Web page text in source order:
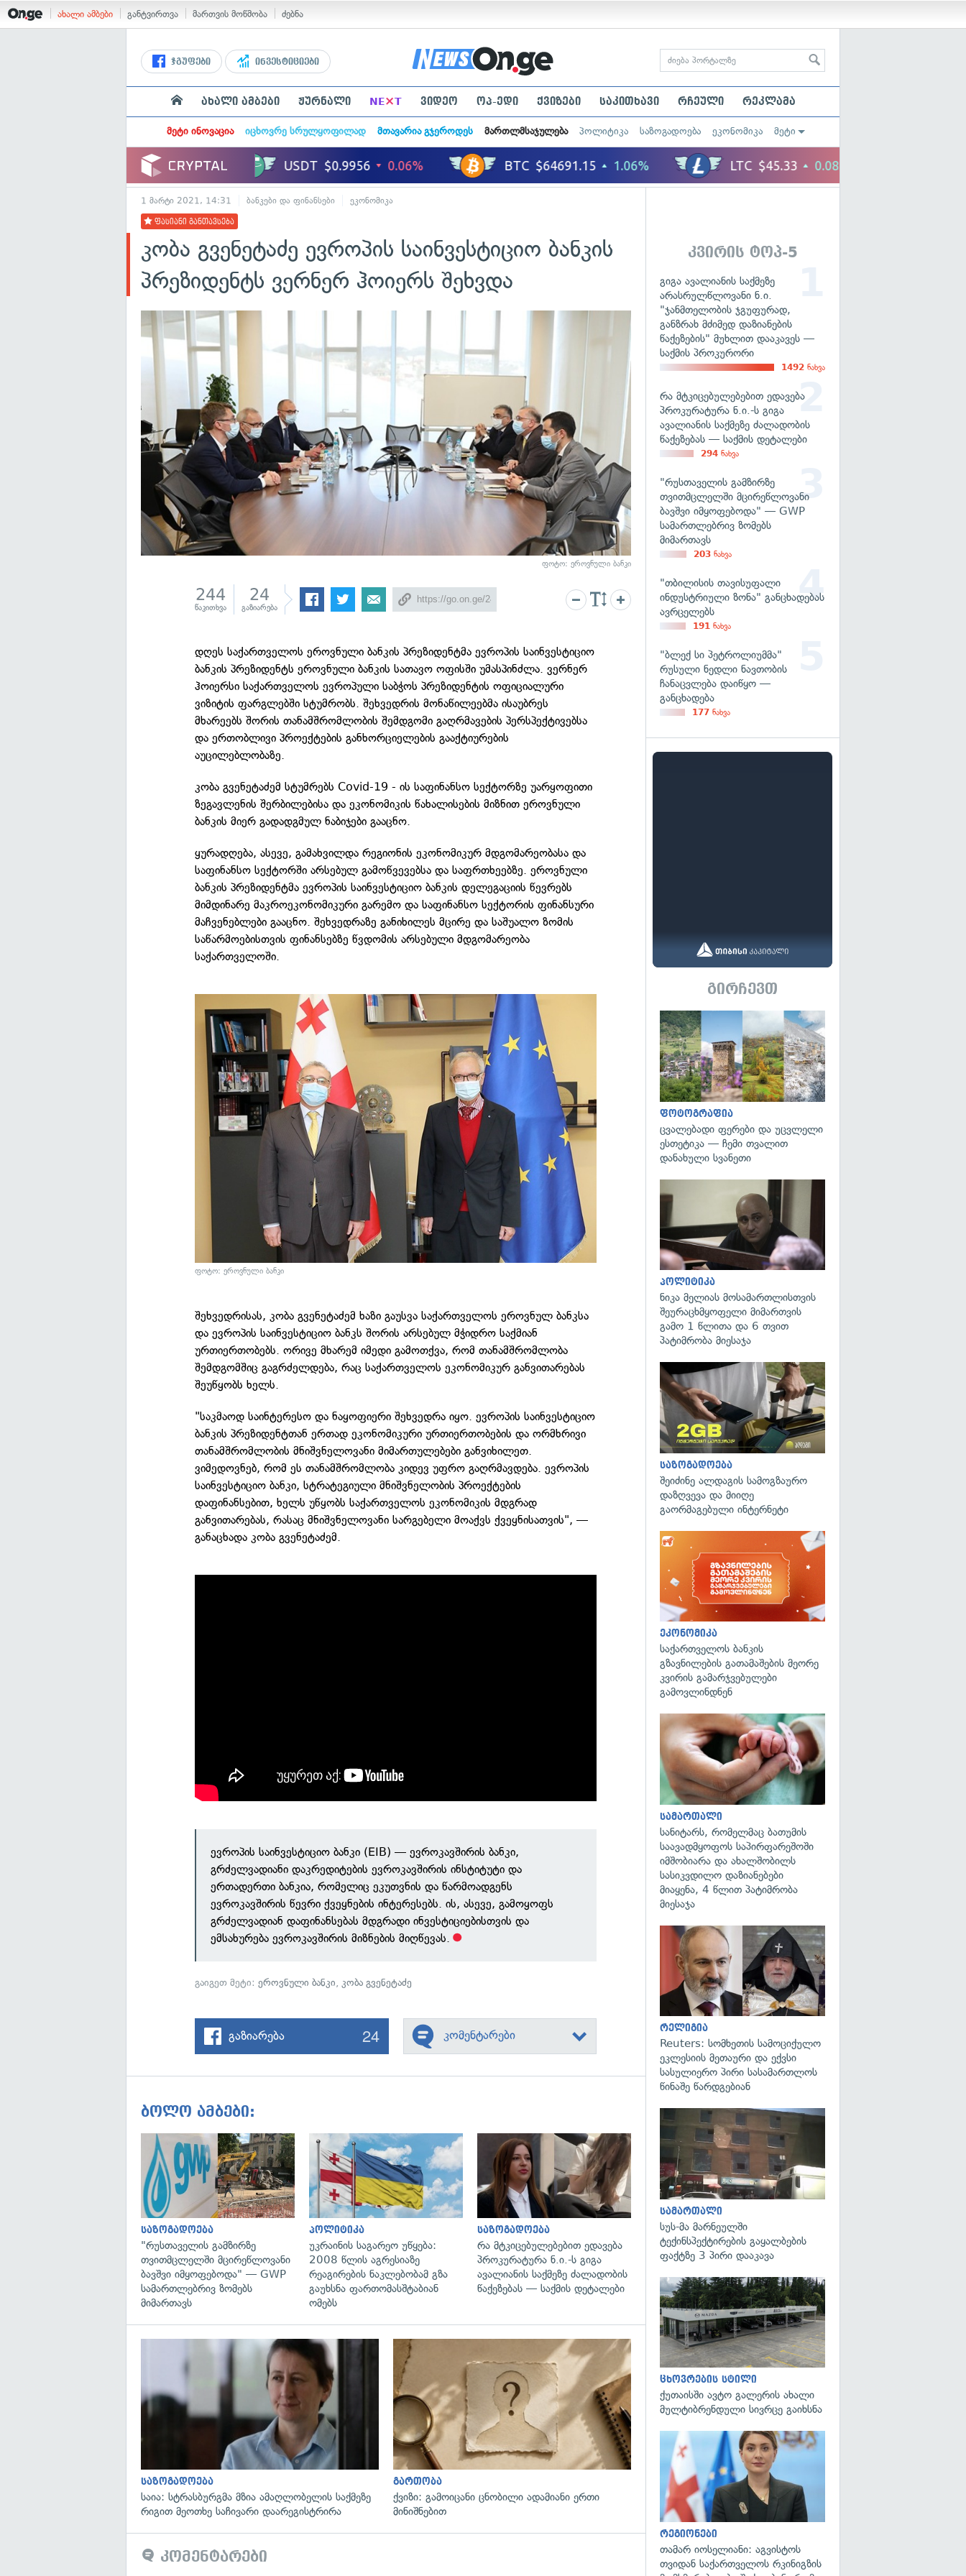
ახალი ამბები განტვირთვა მართვის მოწმობა ძებნა
ჯგუფები ინვესტიციები
ახალი ამბები ჟურნალი NE×T ვიდეო ოპ-ედი ქვიზები საკითხავი რჩეული რეკლამა
მეტი ინოვაცია იცხოვრე სრულყოფილად მთავარია გჯეროდეს მართლმსაჯულება პოლიტიკა საზოგადოება ეკონომიკა მეტი
1 მარტი 2021, 14:31 ბანკები და ფინანსები ეკონომიკა
ფასიანი განთავსება
კობა გვენეტაძე ევროპის საინვესტიციო ბანკის
პრეზიდენტს ვერნერ ჰოიერს შეხვდა
ფოტო: ეროვნული ბანკი
244
წაკითხვა
24
გაზიარება
დღეს საქართველოს ეროვნული ბანკის პრეზიდენტმა ევროპის საინვესტიციო
ბანკის პრეზიდენტს ეროვნული ბანკის სათავო ოფისში უმასპინძლა. ვერნერ
ჰოიერსი საქართველოს ევროპული საბჭოს პრეზიდენტის ოფიციალური
ვიზიტის ფარგლებში სტუმრობს. შეხვედრის მონაწილეებმა ისაუბრეს
მხარეებს შორის თანამშრომლობის შემდგომი გაღრმავების პერსპექტივებსა
და ერთობლივი პროექტების განხორციელების გააქტიურების
აუცილებლობაზე.
კობა გვენეტაძემ სტუმრებს Covid-19 - ის საფინანსო სექტორზე უარყოფითი
ზეგავლენის შერბილებისა და ეკონომიკის წახალისების მიზნით ეროვნული
ბანკის მიერ გადადგმულ ნაბიჯები გააცნო.
ყურადღება, ასევე, გამახვილდა რეგიონის ეკონომიკურ მდგომარეობასა და
საფინანსო სექტორში არსებულ გამოწვევებსა და საფრთხეებზე. ეროვნული
ბანკის პრეზიდენტმა ევროპის საინვესტიციო ბანკის დელეგაციის წევრებს
მიმდინარე მაკროეკონომიკური გარემო და საფინანსო სექტორის ფინანსური
მაჩვენებლები გააცნო. შეხვედრაზე განიხილეს მცირე და საშუალო ზომის
საწარმოებისთვის ფინანსებზე წვდომის არსებული მდგომარეობა
საქართველოში.
ფოტო: ეროვნული ბანკი
შეხვედრისას, კობა გვენეტაძემ ხაზი გაუსვა საქართველოს ეროვნულ ბანკსა
და ევროპის საინვესტიციო ბანკს შორის არსებულ მჭიდრო საქმიან
ურთიერთობებს. ორივე მხარემ იმედი გამოთქვა, რომ თანამშრომლობა
შემდგომშიც გაგრძელდება, რაც საქართველოს ეკონომიკურ განვითარებას
შეუწყობს ხელს.
"საკმაოდ საინტერესო და ნაყოფიერი შეხვედრა იყო. ევროპის საინვესტიციო
ბანკის პრეზიდენტთან ერთად ეკონომიკური ურთიერთობების და ორმხრივი
თანამშრომლობის მნიშვნელოვანი მიმართულებები განვიხილეთ.
ვიმედოვნებ, რომ ეს თანამშრომლობა კიდევ უფრო გაღრმავდება. ევროპის
საინვესტიციო ბანკი, სტრატეგიული მნიშვნელობის პროექტების
დაფინანსებით, ხელს უწყობს საქართველოს ეკონომიკის მდგრად
განვითარებას, რასაც მნიშვნელოვანი სარგებელი მოაქვს ქვეყნისათვის", —
განაცხადა კობა გვენეტაძემ.
ევროპის საინვესტიციო ბანკი (EIB) — ევროკავშირის ბანკი,
გრძელვადიანი დაკრედიტების ევროკავშირის ინსტიტუტი და
ერთადერთი ბანკია, რომელიც ეკუთვნის და წარმოადგენს
ევროკავშირის წევრი ქვეყნების ინტერესებს. ის, ასევე, გამოყოფს
გრძელვადიან დაფინანსებას მდგრადი ინვესტიციებისთვის და
ემსახურება ევროკავშირის მიზნების მიღწევას.
გაიგეთ მეტი:ეროვნული ბანკი,კობა გვენეტაძე
გაზიარება 24 კომენტარები
ბოლო ამბები:
გადახედვა
საზოგადოება
"რუსთაველის გამზირზე
თვითმცლელში მცირეწლოვანი
ბავშვი იმყოფებოდა" — GWP
სამართლებრივ ზომებს
მიმართავს
გადახედვა
პოლიტიკა
უკრაინის საგარეო უწყება:
2008 წლის აგრესიაზე
რეაგირების ნაკლებობამ გზა
გაუხსნა ფართომასშტაბიან
ომებს
გადახედვა
საზოგადოება
რა მტკიცებულებებით ედავება
პროკურატურა ნ.ი.-ს გიგა
ავალიანის საქმეზე ძალადობის
წაქეზებას — საქმის დეტალები
გადახედვა
საზოგადოება
საია: სტრასბურგმა მზია ამაღლობელის საქმეზე
რიგით მეოთხე საჩივარი დაარეგისტრირა
გართობა
ქვიზი: გამოიცანი ცნობილი ადამიანი ერთი
მინიშნებით
კომენტარები
კვირის ტოპ-5
გიგა ავალიანის საქმეზე
არასრულწლოვანი ნ.ი.
"ჯანმთელობის ჯგუფურად,
განზრახ მძიმედ დაზიანების
წაქეზების" მუხლით დააკავეს —
საქმის პროკურორი
1492 ნახვა
რა მტკიცებულებებით ედავება
პროკურატურა ნ.ი.-ს გიგა
ავალიანის საქმეზე ძალადობის
წაქეზებას — საქმის დეტალები
294 ნახვა
"რუსთაველის გამზირზე
თვითმცლელში მცირეწლოვანი
ბავშვი იმყოფებოდა" — GWP
სამართლებრივ ზომებს
მიმართავს
203 ნახვა
"თბილისის თავისუფალი
ინდუსტრიული ზონა" განცხადებას
ავრცელებს
191 ნახვა
"ბლექ სი პეტროლიუმმა"
რუსული ნედლი ნავთობის
ჩანაცვლება დაიწყო —
განცხადება
177 ნახვა
გირჩევთ
ფოტოგრაფია
ცვალებადი ფერები და უცვლელი
ესთეტიკა — ჩემი თვალით
დანახული სვანეთი
პოლიტიკა
ნიკა მელიას მოსამართლისთვის
შეურაცხმყოფელი მიმართვის
გამო 1 წლითა და 6 თვით
პატიმრობა მიესაჯა
საზოგადოება
შეიძინე ალდაგის სამოგზაურო
დაზღვევა და მიიღე
გაორმაგებული ინტერნეტი
ეკონომიკა
საქართველოს ბანკის
გზავნილების გათამაშების მეორე
კვირის გამარჯვებულები
გამოვლინდნენ
სამართალი
სანიტარს, რომელმაც ბათუმის
საავადმყოფოს საპირფარეშოში
იმშობიარა და ახალშობილს
სასიკვდილო დაზიანებები
მიაყენა, 4 წლით პატიმრობა
მიესაჯა
რელიგია
Reuters: სომხეთის სამოციქულო
ეკლესიის მეთაური და ექვსი
სასულიერო პირი სასამართლოს
წინაშე წარდგებიან
სამართალი
სუს-მა მარნეულში
ტექინსპექტირების გაყალბების
ფაქტზე 3 პირი დააკავა
ცხოვრების სტილი
ქუთაისში ავტო გალერის ახალი
მულტიბრენდული სივრცე გაიხსნა
რეგიონები
თამარ იოსელიანი: აგვისტოს
თვიდან საქართველოს რკინიგზის